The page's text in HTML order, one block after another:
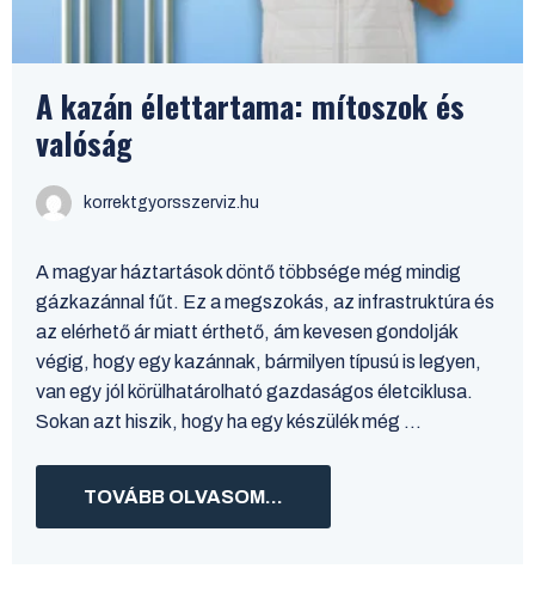
A kazán élettartama: mítoszok és
valóság
korrektgyorsszerviz.hu
A magyar háztartások döntő többsége még mindig
gázkazánnal fűt. Ez a megszokás, az infrastruktúra és
az elérhető ár miatt érthető, ám kevesen gondolják
végig, hogy egy kazánnak, bármilyen típusú is legyen,
van egy jól körülhatárolható gazdaságos életciklusa.
Sokan azt hiszik, hogy ha egy készülék még ...
TOVÁBB OLVASOM...